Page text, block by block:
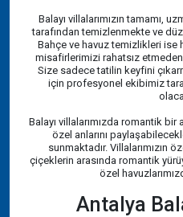
Balayı villalarımızın tamamı,
tarafından temizlenmekte ve
Bahçe ve havuz temizlikleri ise
misafirlerimizi rahatsız
Size sadece tatilin keyfini
için profesyonel ekibimiz
Balayı villalarımızda romantik
özel anlarını
sunmaktadır. Villalarımızın
çiçeklerin arasında romantik
özel
Antalya